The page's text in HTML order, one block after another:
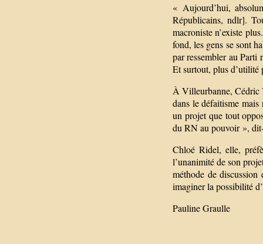
« Aujourd’hui,
Républicains, ndlr].
macroniste n’existe
fond, les gens se sont
par ressembler au Parti
Et surtout, plus
À Villeurbanne, Cédric
dans le défaitisme
un projet que tout
du RN au pouvoir »,
Chloé Ridel, elle,
l’unanimité de son
méthode de
imaginer la possibilité
Pauline Graulle